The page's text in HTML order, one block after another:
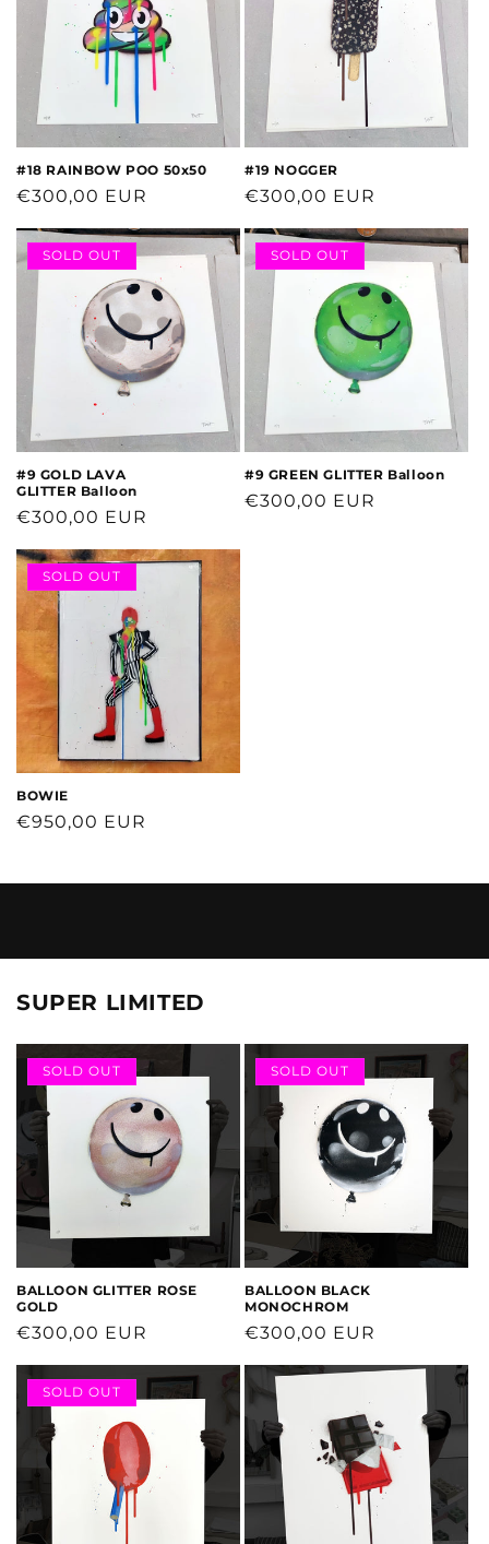
#18 RAINBOW POO 50x50
Normaler
€300,00 EUR
#19 NOGGER
Normaler
€300,00 EUR
SOLD OUT
#9 GOLD LAVA
GLITTER Balloon
Normaler
€300,00 EUR
SOLD OUT
#9 GREEN GLITTER Balloon
Normaler
€300,00 EUR
SOLD OUT
BOWIE
Normaler
€950,00 EUR
SUPER LIMITED
SOLD OUT
BALLOON GLITTER ROSE
GOLD
Normaler
€300,00 EUR
SOLD OUT
BALLOON BLACK
MONOCHROM
Normaler
€300,00 EUR
SOLD OUT